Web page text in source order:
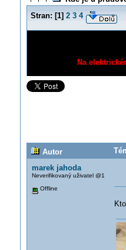
Stran: [1] 2 3 4
Na
Autor
marek jahoda
Neverifikovaný uživatel @1
Offline